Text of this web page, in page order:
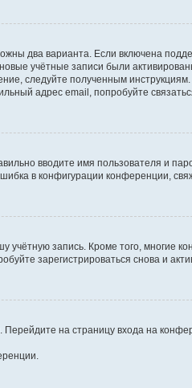
два варианта. Если включена
учётные записи были
следуйте полученным
адрес email, попробуйте
вводите имя пользователя и
в конфигурации конференции,
учётную запись. Кроме того,
зарегистрироваться снова и
Перейдите на страницу входа на